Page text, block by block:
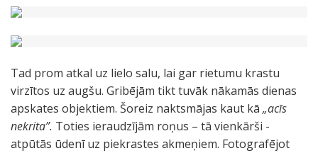
Tad prom atkal uz lielo salu, lai gar rietumu krastu
virzītos uz augšu. Gribējām tikt tuvāk nākamās dienas
apskates objektiem. Šoreiz naktsmājas kaut kā „acīs
nekrita”. Toties ieraudzījām roņus – tā vienkārši -
atpūtās ūdenī uz piekrastes akmeņiem. Fotografējot